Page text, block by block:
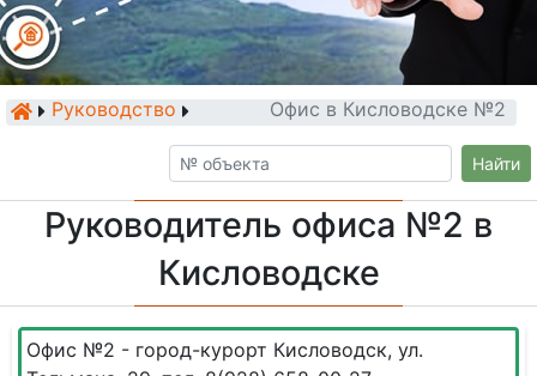
Руководство Офис в Кисловодске №2
Найти
Руководитель офиса №2 в
Кисловодске
Офис №2 - город-курорт Кисловодск, ул.